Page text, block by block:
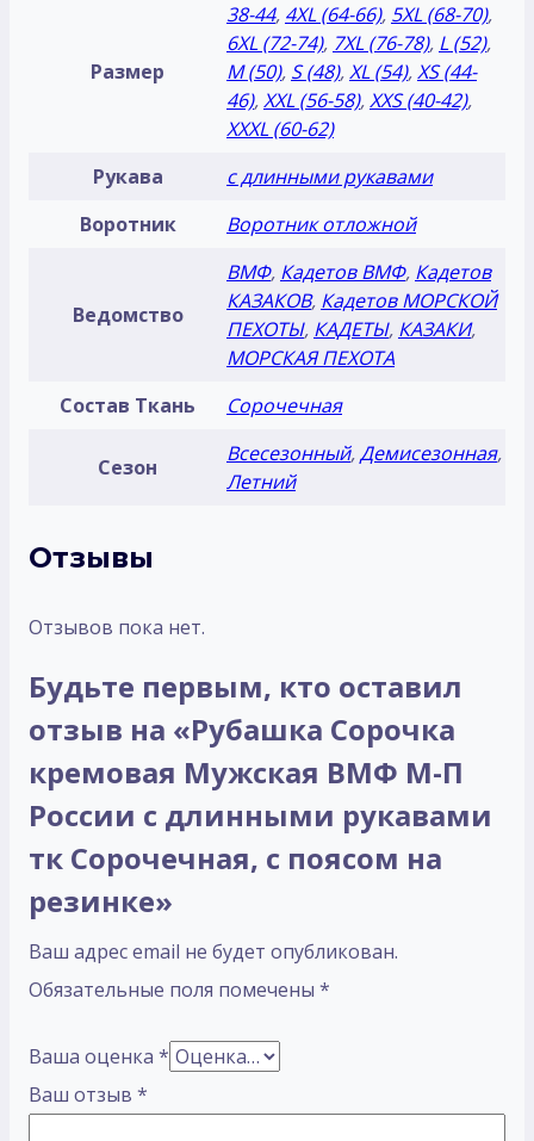
Размер
38-44, 4XL (64-66), 5XL (68-70),
6XL (72-74), 7XL (76-78), L (52),
M (50), S (48),XL (54),XS (44-
46),XXL (56-58),XXS (40-42),
XXXL (60-62)
Рукава
с длинными рукавами
Воротник
Воротник отложной
Ведомство
ВМФ, Кадетов ВМФ, Кадетов
КАЗАКОВ, Кадетов МОРСКОЙ
ПЕХОТЫ, КАДЕТЫ, КАЗАКИ,
МОРСКАЯ ПЕХОТА
Состав Ткань
Сорочечная
Сезон
Всесезонный,Демисезонная,
Летний
Отзывы
Отзывов пока нет.
Будьте первым, кто оставил
отзыв на «Рубашка Сорочка
кремовая Мужская ВМФ М-П
России с длинными рукавами
тк Сорочечная, с поясом на
резинке»
Ваш адрес email не будет опубликован.
Обязательные поля помечены *
Ваша оценка *
Ваш отзыв *